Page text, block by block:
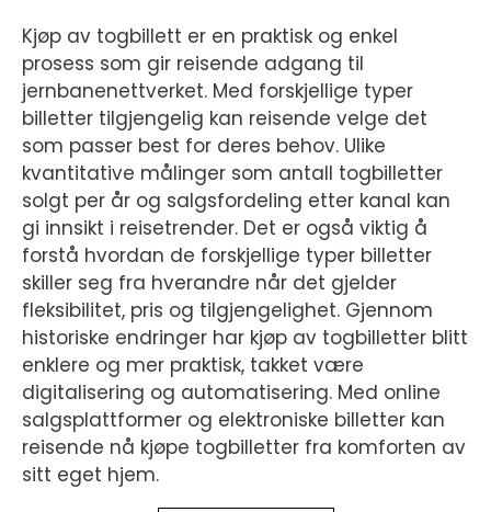
Kjøp av togbillett er en praktisk og enkel
prosess som gir reisende adgang til
jernbanenettverket. Med forskjellige typer
billetter tilgjengelig kan reisende velge det
som passer best for deres behov. Ulike
kvantitative målinger som antall togbilletter
solgt per år og salgsfordeling etter kanal kan
gi innsikt i reisetrender. Det er også viktig å
forstå hvordan de forskjellige typer billetter
skiller seg fra hverandre når det gjelder
fleksibilitet, pris og tilgjengelighet. Gjennom
historiske endringer har kjøp av togbilletter blitt
enklere og mer praktisk, takket være
digitalisering og automatisering. Med online
salgsplattformer og elektroniske billetter kan
reisende nå kjøpe togbilletter fra komforten av
sitt eget hjem.